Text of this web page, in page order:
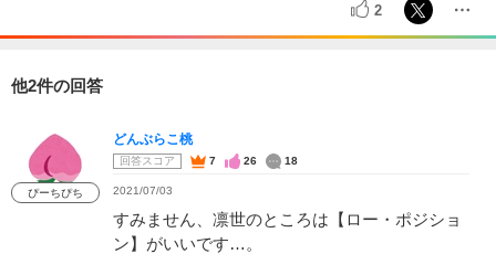
2
他2件の回答
ぴーちぴち
どんぶらこ桃
回答スコア 7 26 18
2021/07/03
すみません、凛世のところは【ロー・ポジショ
ン】がいいです…。